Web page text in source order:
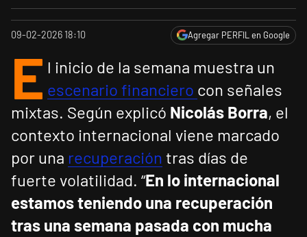
09-02-2026 18:10 Agregar PERFIL en Google
E l inicio de la semana muestra un
escenario financiero con señales
mixtas. Según explicó Nicolás Borra, el
contexto internacional viene marcado
por una recuperación tras días de
fuerte volatilidad. “En lo internacional
estamos teniendo una recuperación
tras una semana pasada con mucha